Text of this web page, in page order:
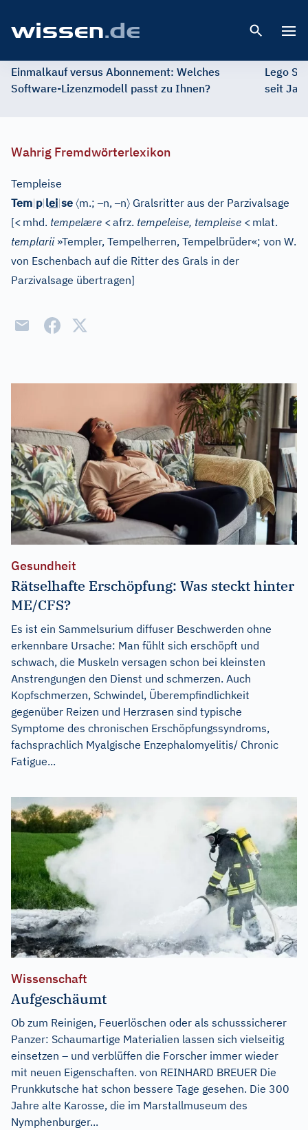
Einmalkauf versus Abonnement: Welches
Software-Lizenzmodell passt zu Ihnen?
Lego
seit
Wahrig Fremdwörterlexikon
Templeise
Tem|p|lei|se 〈m.;–n,–n〉 Gralsritter aus der Parzivalsage
[< mhd. tempelære <afrz. tempeleise, templeise < mlat.
templarii»Templer, Tempelherren, Tempelbrüder«; von W.
von Eschenbach auf die Ritter des Grals in der
Parzivalsage übertragen]
Gesundheit
Rätselhafte Erschöpfung: Was steckt hinter
ME/CFS?
Es ist ein Sammelsurium diffuser Beschwerden ohne
erkennbare Ursache: Man fühlt sich erschöpft und
schwach, die Muskeln versagen schon bei kleinsten
Anstrengungen den Dienst und schmerzen. Auch
Kopfschmerzen, Schwindel, Überempfindlichkeit
gegenüber Reizen und Herzrasen sind typische
Symptome des chronischen Erschöpfungssyndroms,
fachsprachlich Myalgische Enzephalomyelitis/ Chronic
Fatigue...
Wissenschaft
Aufgeschäumt
Ob zum Reinigen, Feuerlöschen oder als schusssicherer
Panzer: Schaumartige Materialien lassen sich vielseitig
einsetzen – und verblüffen die Forscher immer wieder
mit neuen Eigenschaften. von REINHARD BREUER Die
Prunkkutsche hat schon bessere Tage gesehen. Die 300
Jahre alte Karosse, die im Marstallmuseum des
Nymphenburger...